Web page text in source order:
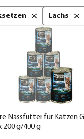
Lachs
Nassfutter für Katzen
200 g/400 g